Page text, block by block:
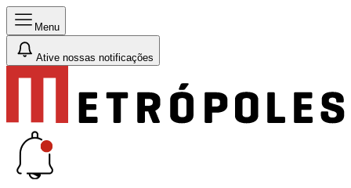
Menu
Ative nossas notificações